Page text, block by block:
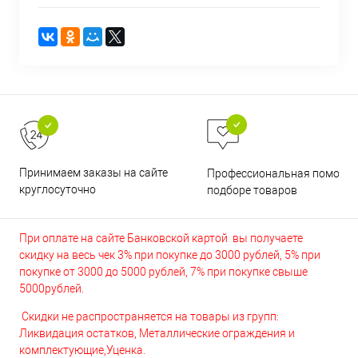
Принимаем заказы на сайте
круглосуточно
Профессиональная помощь
подборе товаров
При оплате на сайте Банковской картой вы получаете
скидку на весь чек 3% при покупке до 3000 рублей, 5% при
покупке от 3000 до 5000 рублей, 7% при покупке свыше
5000рублей.
Скидки не распространяется на товары из групп:
Ликвидация остатков, Металлические ограждения и
комплектующие,Уценка.